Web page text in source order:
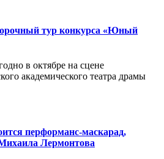
тур конкурса «Юный
в октябре на сцене
академического театра драмы
перформанс-маскарад,
Лермонтова